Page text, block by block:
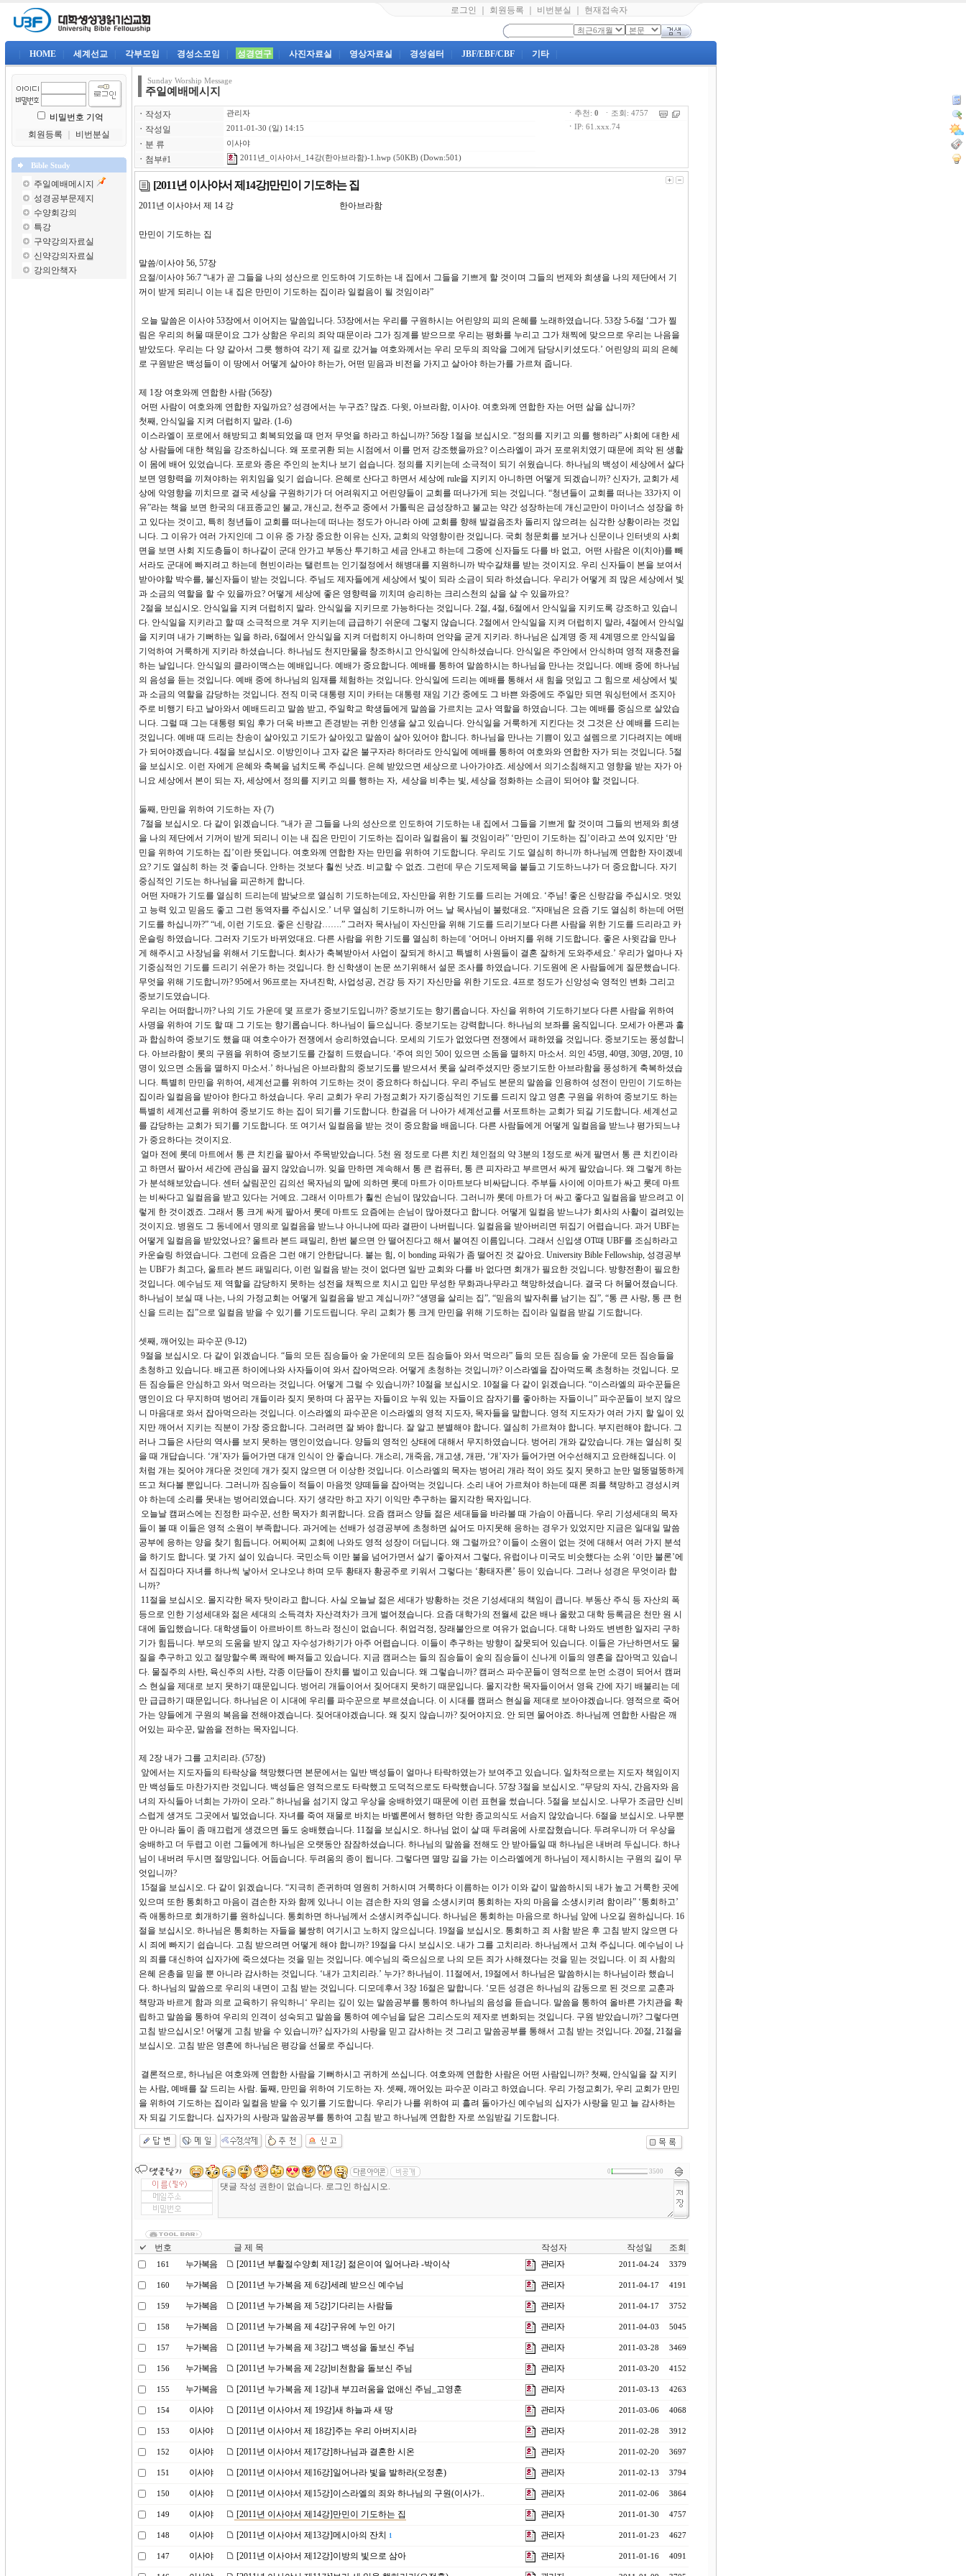
로그인 회원등록 비번분실 현재접속자
HOME 세계선교 각부모임 경성소모임 성경연구 사진자료실 영상자료실 경성쉼터 JBF/EBF/CBF 기타
비밀번호 기억
회원등록
비번분실
Bible Study
주일예배메시지
성경공부문제지
수양회강의
특강
구약강의자료실
신약강의자료실
강의안책자
Sunday Worship Message
주일예배메시지
ㆍ 작성자 관리자
ㆍ 작성일 2011-01-30 (일) 14:15
ㆍ 분 류 이사야
ㆍ 첨부#1 2011년_이사야서_14강(한아브라함)-1.hwp (50KB) (Down:501)
ㆍ추천: 0 ㆍ조회: 4757
ㆍ IP: 61.xxx.74
[2011년 이사야서 제14강]만민이 기도하는 집
2011년 이사야서 제 14 강 한아브라함
만민이 기도하는 집
말씀/이사야 56, 57장
요절/이사야 56:7 “내가 곧 그들을 나의 성산으로 인도하여 기도하는 내 집에서 그들을 기쁘게 할 것이며 그들의 번제와 희생을 나의 제단에서 기
꺼이 받게 되리니 이는 내 집은 만민이 기도하는 집이라 일컬음이 될 것임이라”
오늘 말씀은 이사야 53장에서 이어지는 말씀입니다. 53장에서는 우리를 구원하시는 어린양의 피의 은혜를 노래하였습니다. 53장 5-6절 ‘그가 찔
림은 우리의 허물 때문이요 그가 상함은 우리의 죄악 때문이라 그가 징계를 받으므로 우리는 평화를 누리고 그가 채찍에 맞으므로 우리는 나음을
받았도다. 우리는 다 양 같아서 그릇 행하여 각기 제 길로 갔거늘 여호와께서는 우리 모두의 죄악을 그에게 담당시키셨도다.’ 어린양의 피의 은혜
로 구원받은 백성들이 이 땅에서 어떻게 살아야 하는가, 어떤 믿음과 비전을 가지고 살아야 하는가를 가르쳐 줍니다.
제 1장 여호와께 연합한 사람 (56장)
어떤 사람이 여호와께 연합한 자일까요? 성경에서는 누구죠? 많죠. 다윗, 아브라함, 이사야. 여호와께 연합한 자는 어떤 삶을 삽니까?
첫째, 안식일을 지켜 더럽히지 말라. (1-6)
이스라엘이 포로에서 해방되고 회복되었을 때 먼저 무엇을 하라고 하십니까? 56장 1절을 보십시오. “정의를 지키고 의를 행하라” 사회에 대한 세
상 사람들에 대한 책임을 강조하십니다. 왜 포로귀환 되는 시점에서 이를 먼저 강조했을까요? 이스라엘이 과거 포로위치였기 때문에 죄악 된 생활
이 몸에 배어 있었습니다. 포로와 종은 주인의 눈치나 보기 쉽습니다. 정의를 지키는데 소극적이 되기 쉬웠습니다. 하나님의 백성이 세상에서 살다
보면 영향력을 끼쳐야하는 위치임을 잊기 쉽습니다. 은혜로 산다고 하면서 세상에 rule을 지키지 아니하면 어떻게 되겠습니까? 신자가, 교회가 세
상에 악영향을 끼치므로 결국 세상을 구원하기가 더 어려워지고 어린양들이 교회를 떠나가게 되는 것입니다. “청년들이 교회를 떠나는 33가지 이
유”라는 책을 보면 한국의 대표종교인 불교, 개신교, 천주교 중에서 가톨릭은 급성장하고 불교는 약간 성장하는데 개신교만이 마이너스 성장을 하
고 있다는 것이고, 특히 청년들이 교회를 떠나는데 떠나는 정도가 아니라 아예 교회를 향해 발걸음조차 돌리지 않으려는 심각한 상황이라는 것입
니다. 그 이유가 여러 가지인데 그 이유 중 가장 중요한 이유는 신자, 교회의 악영향이란 것입니다. 국회 청문회를 보거나 신문이나 인터넷의 사회
면을 보면 사회 지도층들이 하나같이 군대 안가고 부동산 투기하고 세금 안내고 하는데 그중에 신자들도 다를 바 없고, 어떤 사람은 이(치아)를 빼
서라도 군대에 빠지려고 하는데 현빈이라는 탤런트는 인기절정에서 해병대를 지원하니까 박수갈채를 받는 것이지요. 우리 신자들이 본을 보여서
받아야할 박수를, 불신자들이 받는 것입니다. 주님도 제자들에게 세상에서 빛이 되라 소금이 되라 하셨습니다. 우리가 어떻게 죄 많은 세상에서 빛
과 소금의 역할을 할 수 있을까요? 어떻게 세상에 좋은 영향력을 끼치며 승리하는 크리스천의 삶을 살 수 있을까요?
2절을 보십시오. 안식일을 지켜 더럽히지 말라. 안식일을 지키므로 가능하다는 것입니다. 2절, 4절, 6절에서 안식일을 지키도록 강조하고 있습니
다. 안식일을 지키라고 할 때 소극적으로 겨우 지키는데 급급하기 쉬운데 그렇지 않습니다. 2절에서 안식일을 지켜 더럽히지 말라, 4절에서 안식일
을 지키며 내가 기뻐하는 일을 하라, 6절에서 안식일을 지켜 더럽히지 아니하며 언약을 굳게 지키라. 하나님은 십계명 중 제 4계명으로 안식일을
기억하여 거룩하게 지키라 하셨습니다. 하나님도 천지만물을 창조하시고 안식일에 안식하셨습니다. 안식일은 주안에서 안식하며 영적 재충전을
하는 날입니다. 안식일의 클라이맥스는 예배입니다. 예배가 중요합니다. 예배를 통하여 말씀하시는 하나님을 만나는 것입니다. 예배 중에 하나님
의 음성을 듣는 것입니다. 예배 중에 하나님의 임재를 체험하는 것입니다. 안식일에 드리는 예배를 통해서 새 힘을 덧입고 그 힘으로 세상에서 빛
과 소금의 역할을 감당하는 것입니다. 전직 미국 대통령 지미 카터는 대통령 재임 기간 중에도 그 바쁜 와중에도 주일만 되면 워싱턴에서 조지아
주로 비행기 타고 날아와서 예배드리고 말씀 받고, 주일학교 학생들에게 말씀을 가르치는 교사 역할을 하였습니다. 그는 예배를 중심으로 살았습
니다. 그럴 때 그는 대통령 퇴임 후가 더욱 바쁘고 존경받는 귀한 인생을 살고 있습니다. 안식일을 거룩하게 지킨다는 것 그것은 산 예배를 드리는
것입니다. 예배 때 드리는 찬송이 살아있고 기도가 살아있고 말씀이 살아 있어야 합니다. 하나님을 만나는 기쁨이 있고 설렘으로 기다려지는 예배
가 되어야겠습니다. 4절을 보십시오. 이방인이나 고자 같은 불구자라 하더라도 안식일에 예배를 통하여 여호와와 연합한 자가 되는 것입니다. 5절
을 보십시오. 이런 자에게 은혜와 축복을 넘치도록 주십니다. 은혜 받았으면 세상으로 나아가야죠. 세상에서 의기소침해지고 영향을 받는 자가 아
니요 세상에서 본이 되는 자, 세상에서 정의를 지키고 의를 행하는 자, 세상을 비추는 빛, 세상을 정화하는 소금이 되어야 할 것입니다.
둘째, 만민을 위하여 기도하는 자 (7)
7절을 보십시오. 다 같이 읽겠습니다. “내가 곧 그들을 나의 성산으로 인도하여 기도하는 내 집에서 그들을 기쁘게 할 것이며 그들의 번제와 희생
을 나의 제단에서 기꺼이 받게 되리니 이는 내 집은 만민이 기도하는 집이라 일컬음이 될 것임이라” ‘만민이 기도하는 집’이라고 쓰여 있지만 ‘만
민을 위하여 기도하는 집’이란 뜻입니다. 여호와께 연합한 자는 만민을 위하여 기도합니다. 우리도 기도 열심히 하니까 하나님께 연합한 자이겠네
요? 기도 열심히 하는 것 좋습니다. 안하는 것보다 훨씬 낫죠. 비교할 수 없죠. 그런데 무슨 기도제목을 붙들고 기도하느냐가 더 중요합니다. 자기
중심적인 기도는 하나님을 피곤하게 합니다.
어떤 자매가 기도를 열심히 드리는데 밤낮으로 열심히 기도하는데요, 자신만을 위한 기도를 드리는 거예요. ‘주님! 좋은 신랑감을 주십시오. 멋있
고 능력 있고 믿음도 좋고 그런 동역자를 주십시오.’ 너무 열심히 기도하니까 어느 날 목사님이 불렀대요. “자매님은 요즘 기도 열심히 하는데 어떤
기도를 하십니까?” “네, 이런 기도요. 좋은 신랑감…….” 그러자 목사님이 자신만을 위해 기도를 드리기보다 다른 사람을 위한 기도를 드리라고 카
운슬링 하였습니다. 그러자 기도가 바뀌었대요. 다른 사람을 위한 기도를 열심히 하는데 ‘어머니 아버지를 위해 기도합니다. 좋은 사윗감을 만나
게 해주시고 사장님을 위해서 기도합니다. 회사가 축복받아서 사업이 잘되게 하시고 특별히 사원들이 결혼 잘하게 도와주세요.’ 우리가 얼마나 자
기중심적인 기도를 드리기 쉬운가 하는 것입니다. 한 신학생이 논문 쓰기위해서 설문 조사를 하였습니다. 기도원에 온 사람들에게 질문했습니다.
무엇을 위해 기도합니까? 95에서 96프로는 자녀진학, 사업성공, 건강 등 자기 자신만을 위한 기도요. 4프로 정도가 신앙성숙 영적인 변화 그리고
중보기도였습니다.
우리는 어떠합니까? 나의 기도 가운데 몇 프로가 중보기도입니까? 중보기도는 향기롭습니다. 자신을 위하여 기도하기보다 다른 사람을 위하여
사명을 위하여 기도 할 때 그 기도는 향기롭습니다. 하나님이 들으십니다. 중보기도는 강력합니다. 하나님의 보좌를 움직입니다. 모세가 아론과 훌
과 합심하여 중보기도 했을 때 여호수아가 전쟁에서 승리하였습니다. 모세의 기도가 없었다면 전쟁에서 패하였을 것입니다. 중보기도는 풍성합니
다. 아브라함이 롯의 구원을 위하여 중보기도를 간절히 드렸습니다. ‘주여 의인 50이 있으면 소돔을 멸하지 마소서. 의인 45명, 40명, 30명, 20명, 10
명이 있으면 소돔을 멸하지 마소서.’ 하나님은 아브라함의 중보기도를 받으셔서 롯을 살려주셨지만 중보기도한 아브라함을 풍성하게 축복하셨습
니다. 특별히 만민을 위하여, 세계선교를 위하여 기도하는 것이 중요하다 하십니다. 우리 주님도 본문의 말씀을 인용하여 성전이 만민이 기도하는
집이라 일컬음을 받아야 한다고 하셨습니다. 우리 교회가 우리 가정교회가 자기중심적인 기도를 드리지 않고 영혼 구원을 위하여 중보기도 하는
특별히 세계선교를 위하여 중보기도 하는 집이 되기를 기도합니다. 한걸음 더 나아가 세계선교를 서포트하는 교회가 되길 기도합니다. 세계선교
를 감당하는 교회가 되기를 기도합니다. 또 여기서 일컬음을 받는 것이 중요함을 배웁니다. 다른 사람들에게 어떻게 일컬음을 받느냐 평가되느냐
가 중요하다는 것이지요.
얼마 전에 롯데 마트에서 통 큰 치킨을 팔아서 주목받았습니다. 5천 원 정도로 다른 치킨 체인점의 약 3분의 1정도로 싸게 팔면서 통 큰 치킨이라
고 하면서 팔아서 세간에 관심을 끌지 않았습니까. 잊을 만하면 계속해서 통 큰 컴퓨터, 통 큰 피자라고 부르면서 싸게 팔았습니다. 왜 그렇게 하는
가 분석해보았습니다. 센터 살림꾼인 김의선 목자님의 말에 의하면 롯데 마트가 이마트보다 비싸답니다. 주부들 사이에 이마트가 싸고 롯데 마트
는 비싸다고 일컬음을 받고 있다는 거예요. 그래서 이마트가 훨씬 손님이 많았습니다. 그러니까 롯데 마트가 더 싸고 좋다고 일컬음을 받으려고 이
렇게 한 것이겠죠. 그래서 통 크게 싸게 팔아서 롯데 마트도 요즘에는 손님이 많아졌다고 합니다. 어떻게 일컬음 받느냐가 회사의 사활이 걸려있는
것이지요. 병원도 그 동네에서 명의로 일컬음을 받느냐 아니냐에 따라 결판이 나버립니다. 일컬음을 받아버리면 뒤집기 어렵습니다. 과거 UBF는
어떻게 일컬음을 받았었나요? 울트라 본드 패밀리, 한번 붙으면 안 떨어진다고 해서 붙여진 이름입니다. 그래서 신입생 OT때 UBF를 조심하라고
카운슬링 하였습니다. 그런데 요즘은 그런 얘기 안한답니다. 붙는 힘, 이 bonding 파워가 좀 떨어진 것 같아요. University Bible Fellowship, 성경공부
는 UBF가 최고다, 울트라 본드 패밀리다, 이런 일컬음 받는 것이 없다면 일반 교회와 다를 바 없다면 회개가 필요한 것입니다. 방향전환이 필요한
것입니다. 예수님도 제 역할을 감당하지 못하는 성전을 채찍으로 치시고 입만 무성한 무화과나무라고 책망하셨습니다. 결국 다 허물어졌습니다.
하나님이 보실 때 나는, 나의 가정교회는 어떻게 일컬음을 받고 계십니까? “생명을 살리는 집”, “믿음의 발자취를 남기는 집”, “통 큰 사랑, 통 큰 헌
신을 드리는 집”으로 일컬음 받을 수 있기를 기도드립니다. 우리 교회가 통 크게 만민을 위해 기도하는 집이라 일컬음 받길 기도합니다.
셋째, 깨어있는 파수꾼 (9-12)
9절을 보십시오. 다 같이 읽겠습니다. “들의 모든 짐승들아 숲 가운데의 모든 짐승들아 와서 먹으라” 들의 모든 짐승들 숲 가운데 모든 짐승들을
초청하고 있습니다. 배고픈 하이에나와 사자들이여 와서 잡아먹으라. 어떻게 초청하는 것입니까? 이스라엘을 잡아먹도록 초청하는 것입니다. 모
든 짐승들은 안심하고 와서 먹으라는 것입니다. 어떻게 그럴 수 있습니까? 10절을 보십시오. 10절을 다 같이 읽겠습니다. “이스라엘의 파수꾼들은
맹인이요 다 무지하며 벙어리 개들이라 짖지 못하며 다 꿈꾸는 자들이요 누워 있는 자들이요 잠자기를 좋아하는 자들이니” 파수꾼들이 보지 않으
니 마음대로 와서 잡아먹으라는 것입니다. 이스라엘의 파수꾼은 이스라엘의 영적 지도자, 목자들을 말합니다. 영적 지도자가 여러 가지 할 일이 있
지만 깨어서 지키는 직분이 가장 중요합니다. 그러려면 잘 봐야 합니다. 잘 알고 분별해야 합니다. 열심히 가르쳐야 합니다. 부지런해야 합니다. 그
러나 그들은 사단의 역사를 보지 못하는 맹인이었습니다. 양들의 영적인 상태에 대해서 무지하였습니다. 벙어리 개와 같았습니다. 개는 열심히 짖
을 때 개답습니다. ‘개’자가 들어가면 대개 인식이 안 좋습니다. 개소리, 개죽음, 개고생, 개판, ‘개’자가 들어가면 어수선해지고 요란해집니다. 이
처럼 개는 짖어야 개다운 것인데 개가 짖지 않으면 더 이상한 것입니다. 이스라엘의 목자는 벙어리 개라 적이 와도 짖지 못하고 눈만 멀뚱멀뚱하게
뜨고 쳐다볼 뿐입니다. 그러니까 짐승들이 적들이 마음껏 양떼들을 잡아먹는 것입니다. 소리 내어 가르쳐야 하는데 때론 죄를 책망하고 경성시켜
야 하는데 소리를 못내는 벙어리였습니다. 자기 생각만 하고 자기 이익만 추구하는 몰지각한 목자입니다.
오늘날 캠퍼스에는 진정한 파수꾼, 선한 목자가 희귀합니다. 요즘 캠퍼스 양들 젊은 세대들을 바라볼 때 가슴이 아픕니다. 우리 기성세대의 목자
들이 볼 때 이들은 영적 소원이 부족합니다. 과거에는 선배가 성경공부에 초청하면 싫어도 마지못해 응하는 경우가 있었지만 지금은 일대일 말씀
공부에 응하는 양을 찾기 힘듭니다. 어찌어찌 교회에 나와도 영적 성장이 더딥니다. 왜 그럴까요? 이들이 소원이 없는 것에 대해서 여러 가지 분석
을 하기도 합니다. 몇 가지 설이 있습니다. 국민소득 이만 불을 넘어가면서 살기 좋아져서 그렇다, 유럽이나 미국도 비슷했다는 소위 ‘이만 불론’에
서 집집마다 자녀를 하나씩 낳아서 오냐오냐 하며 모두 황태자 황공주로 키워서 그렇다는 ‘황태자론’ 등이 있습니다. 그러나 성경은 무엇이라 합
니까?
11절을 보십시오. 몰지각한 목자 탓이라고 합니다. 사실 오늘날 젊은 세대가 방황하는 것은 기성세대의 책임이 큽니다. 부동산 주식 등 자산의 폭
등으로 인한 기성세대와 젊은 세대의 소득격차 자산격차가 크게 벌어졌습니다. 요즘 대학가의 전월세 값은 배나 올랐고 대학 등록금은 천만 원 시
대에 돌입했습니다. 대학생들이 아르바이트 하느라 정신이 없습니다. 취업걱정, 장래불안으로 여유가 없습니다. 대학 나와도 변변한 일자리 구하
기가 힘듭니다. 부모의 도움을 받지 않고 자수성가하기가 아주 어렵습니다. 이들이 추구하는 방향이 잘못되어 있습니다. 이들은 가난하면서도 물
질을 추구하고 있고 절망할수록 쾌락에 빠져들고 있습니다. 지금 캠퍼스는 들의 짐승들이 숲의 짐승들이 신나게 이들의 영혼을 잡아먹고 있습니
다. 물질주의 사탄, 육신주의 사탄, 각종 이단들이 잔치를 벌이고 있습니다. 왜 그렇습니까? 캠퍼스 파수꾼들이 영적으로 눈먼 소경이 되어서 캠퍼
스 현실을 제대로 보지 못하기 때문입니다. 벙어리 개들이어서 짖어대지 못하기 때문입니다. 몰지각한 목자들이어서 영육 간에 자기 배불리는 데
만 급급하기 때문입니다. 하나님은 이 시대에 우리를 파수꾼으로 부르셨습니다. 이 시대를 캠퍼스 현실을 제대로 보아야겠습니다. 영적으로 죽어
가는 양들에게 구원의 복음을 전해야겠습니다. 짖어대야겠습니다. 왜 짖지 않습니까? 짖어야지요. 안 되면 물어야죠. 하나님께 연합한 사람은 깨
어있는 파수꾼, 말씀을 전하는 목자입니다.
제 2장 내가 그를 고치리라. (57장)
앞에서는 지도자들의 타락상을 책망했다면 본문에서는 일반 백성들이 얼마나 타락하였는가 보여주고 있습니다. 일차적으로는 지도자 책임이지
만 백성들도 마찬가지란 것입니다. 백성들은 영적으로도 타락했고 도덕적으로도 타락했습니다. 57장 3절을 보십시오. “무당의 자식, 간음자와 음
녀의 자식들아 너희는 가까이 오라.” 하나님을 섬기지 않고 우상을 숭배하였기 때문에 이런 표현을 썼습니다. 5절을 보십시오. 나무가 조금만 신비
스럽게 생겨도 그곳에서 빌었습니다. 자녀를 죽여 재물로 바치는 바벨론에서 행하던 악한 종교의식도 서슴지 않았습니다. 6절을 보십시오. 나무뿐
만 아니라 돌이 좀 매끄럽게 생겼으면 돌도 숭배했습니다. 11절을 보십시오. 하나님 없이 살 때 두려움에 사로잡혔습니다. 두려우니까 더 우상을
숭배하고 더 두렵고 이런 그들에게 하나님은 오랫동안 잠잠하셨습니다. 하나님의 말씀을 전해도 안 받아들일 때 하나님은 내버려 두십니다. 하나
님이 내버려 두시면 절망입니다. 어둡습니다. 두려움의 종이 됩니다. 그렇다면 멸망 길을 가는 이스라엘에게 하나님이 제시하시는 구원의 길이 무
엇입니까?
15절을 보십시오. 다 같이 읽겠습니다. “지극히 존귀하며 영원히 거하시며 거룩하다 이름하는 이가 이와 같이 말씀하시되 내가 높고 거룩한 곳에
있으며 또한 통회하고 마음이 겸손한 자와 함께 있나니 이는 겸손한 자의 영을 소생시키며 통회하는 자의 마음을 소생시키려 함이라” ‘통회하고’
즉 애통하므로 회개하기를 원하십니다. 통회하면 하나님께서 소생시켜주십니다. 하나님은 통회하는 마음으로 하나님 앞에 나오길 원하십니다. 16
절을 보십시오. 하나님은 통회하는 자들을 불쌍히 여기시고 노하지 않으십니다. 19절을 보십시오. 통회하고 죄 사함 받은 후 고침 받지 않으면 다
시 죄에 빠지기 쉽습니다. 고침 받으려면 어떻게 해야 합니까? 19절을 다시 보십시오. 내가 그를 고치리라. 하나님께서 고쳐 주십니다. 예수님이 나
의 죄를 대신하여 십자가에 죽으셨다는 것을 믿는 것입니다. 예수님의 죽으심으로 나의 모든 죄가 사해졌다는 것을 믿는 것입니다. 이 죄 사함의
은혜 은총을 믿을 뿐 아니라 감사하는 것입니다. ‘내가 고치리라.’ 누가? 하나님이. 11절에서, 19절에서 하나님은 말씀하시는 하나님이라 했습니
다. 하나님의 말씀으로 우리의 내면이 고침 받는 것입니다. 디모데후서 3장 16절은 말합니다. ‘모든 성경은 하나님의 감동으로 된 것으로 교훈과
책망과 바르게 함과 의로 교육하기 유익하니‘ 우리는 깊이 있는 말씀공부를 통하여 하나님의 음성을 듣습니다. 말씀을 통하여 올바른 가치관을 확
립하고 말씀을 통하여 우리의 인격이 성숙되고 말씀을 통하여 예수님을 닮은 그리스도의 제자로 변화되는 것입니다. 구원 받았습니까? 그렇다면
고침 받으십시오! 어떻게 고침 받을 수 있습니까? 십자가의 사랑을 믿고 감사하는 것 그리고 말씀공부를 통해서 고침 받는 것입니다. 20절, 21절을
보십시오. 고침 받은 영혼에 하나님은 평강을 선물로 주십니다.
결론적으로, 하나님은 여호와께 연합한 사람을 기뻐하시고 귀하게 쓰십니다. 여호와께 연합한 사람은 어떤 사람입니까? 첫째, 안식일을 잘 지키
는 사람, 예배를 잘 드리는 사람. 둘째, 만민을 위하여 기도하는 자. 셋째, 깨어있는 파수꾼 이라고 하였습니다. 우리 가정교회가, 우리 교회가 만민
을 위하여 기도하는 집이라 일컬음 받을 수 있기를 기도합니다. 우리가 나를 위하여 피 흘려 돌아가신 예수님의 십자가 사랑을 믿고 늘 감사하는
자 되길 기도합니다. 십자가의 사랑과 말씀공부를 통하여 고침 받고 하나님께 연합한 자로 쓰임받길 기도합니다.
0 3500
번호 글 제 목 작성자 작성일 조회
161 누가복음 [2011년 부활절수양회 제1강] 젊은이여 일어나라 -박이삭 관리자 2011-04-24 3379
160 누가복음 [2011년 누가복음 제 6강]세례 받으신 예수님 관리자 2011-04-17 4191
159 누가복음 [2011년 누가복음 제 5강]기다리는 사람들 관리자 2011-04-17 3752
158 누가복음 [2011년 누가복음 제 4강]구유에 누인 아기 관리자 2011-04-03 5045
157 누가복음 [2011년 누가복음 제 3강]그 백성을 돌보신 주님 관리자 2011-03-28 3469
156 누가복음 [2011년 누가복음 제 2강]비천함을 돌보신 주님 관리자 2011-03-20 4152
155 누가복음 [2011년 누가복음 제 1강]내 부끄러움을 없애신 주님_고영훈 관리자 2011-03-13 4263
154 이사야 [2011년 이사야서 제 19강]새 하늘과 새 땅 관리자 2011-03-06 4068
153 이사야 [2011년 이사야서 제 18강]주는 우리 아버지시라 관리자 2011-02-28 3912
152 이사야 [2011년 이사야서 제17강]하나님과 결혼한 시온 관리자 2011-02-20 3697
151 이사야 [2011년 이사야서 제16강]일어나라 빛을 발하라(오정훈) 관리자 2011-02-13 3794
150 이사야 [2011년 이사야서 제15강]이스라엘의 죄와 하나님의 구원(이사가.. 관리자 2011-02-06 3864
149 이사야 [2011년 이사야서 제14강]만민이 기도하는 집 관리자 2011-01-30 4757
148 이사야 [2011년 이사야서 제13강]메시아의 잔치 1 관리자 2011-01-23 4627
147 이사야 [2011년 이사야서 제12강]이방의 빛으로 삼아 관리자 2011-01-16 4091